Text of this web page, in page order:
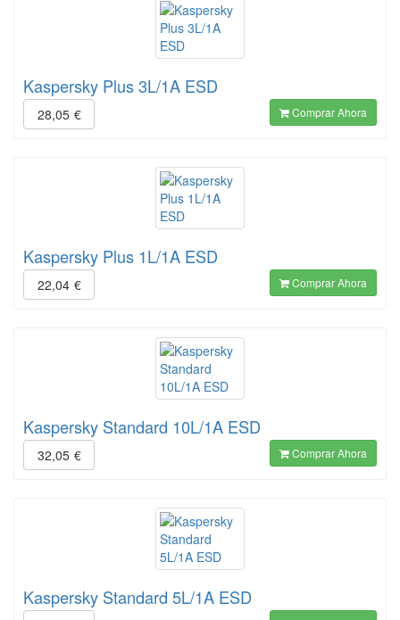
Kaspersky Plus 3L/1A ESD
28,05 € Comprar Ahora
Kaspersky Plus 1L/1A ESD
22,04 € Comprar Ahora
Kaspersky Standard 10L/1A ESD
32,05 € Comprar Ahora
Kaspersky Standard 5L/1A ESD